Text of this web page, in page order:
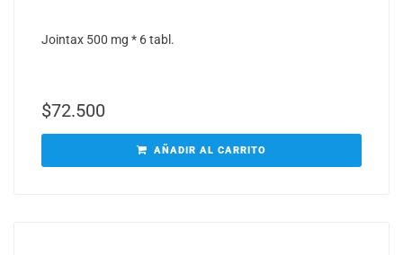
Jointax 500 mg * 6 tabl.
$72.500
AÑADIR AL CARRITO